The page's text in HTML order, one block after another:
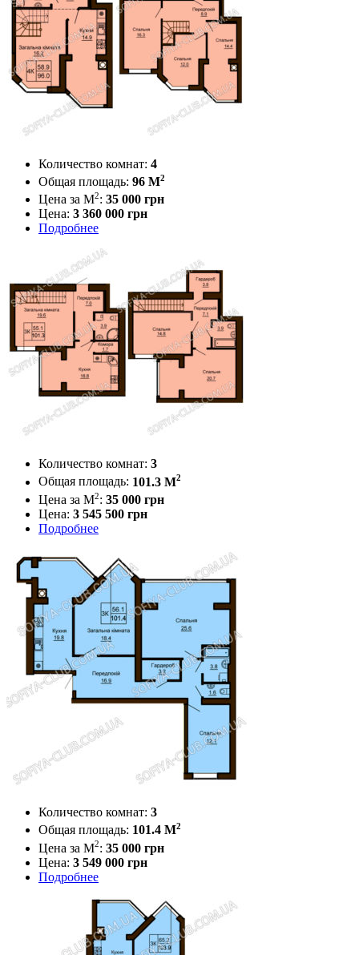
Количество комнат: 4
Общая площадь: 96 M2
Цена за М2: 35 000 грн
Цена: 3 360 000 грн
Подробнее
Количество комнат: 3
Общая площадь: 101.3 M2
Цена за М2: 35 000 грн
Цена: 3 545 500 грн
Подробнее
Количество комнат: 3
Общая площадь: 101.4 M2
Цена за М2: 35 000 грн
Цена: 3 549 000 грн
Подробнее